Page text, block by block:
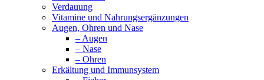
Verdauung
Vitamine und Nahrungsergänzungen
Augen, Ohren und Nase
– Augen
– Nase
– Ohren
Erkältung und Immunsystem